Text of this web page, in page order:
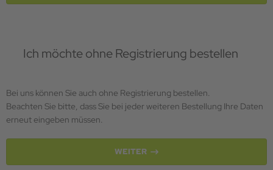
Ich möchte ohne Registrierung bestellen
Bei uns können Sie auch ohne Registrierung bestellen.
Beachten Sie bitte, dass Sie bei jeder weiteren Bestellung Ihre Daten
erneut eingeben müssen.
WEITER